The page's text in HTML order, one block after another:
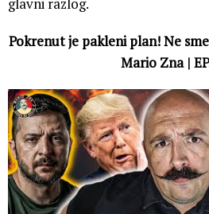
Pokrenut je pakleni plan! Ne
Mario Zna |